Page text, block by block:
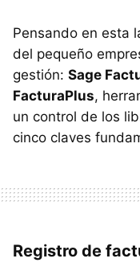
Pensando en esta
del pequeño
gestión: Sage
FacturaPlus,
un control de los
cinco claves
Registro de